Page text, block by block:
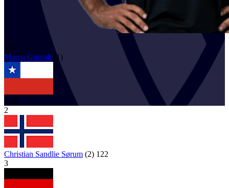
137
Marco Grimalt (1)
CHI
2
Christian Sandlie Sørum (2) 122
3